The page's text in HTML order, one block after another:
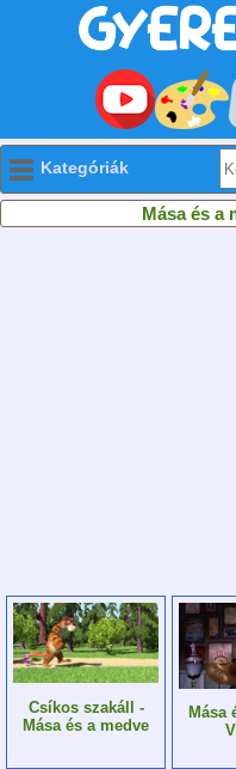
Kategóriák
Mása és a
Csíkos szakáll -
Mása és a medve
Mása